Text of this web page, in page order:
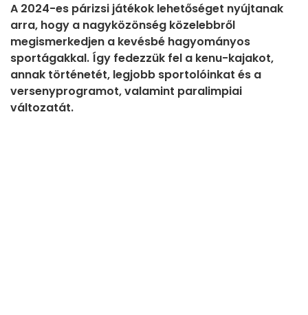
A 2024-es párizsi játékok lehetőséget nyújtanak
arra, hogy a nagyközönség közelebbről
megismerkedjen a kevésbé hagyományos
sportágakkal. Így fedezzük fel a kenu-kajakot,
annak történetét, legjobb sportolóinkat és a
versenyprogramot, valamint paralimpiai
változatát.